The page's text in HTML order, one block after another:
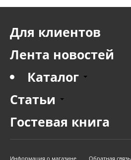
Для клиентов
Лента новостей
Каталог
Статьи
Гостевая книга
Информация о магазине Обратная связь